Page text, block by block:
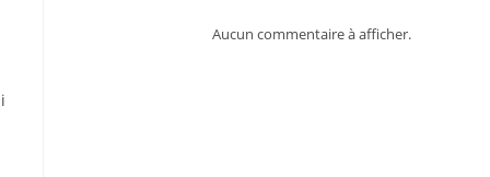
Aucun commentaire à afficher.